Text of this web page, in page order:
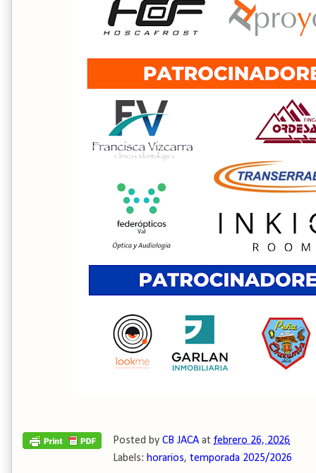
Posted by CB JACA at febrero 26, 2026
Labels: horarios, temporada 2025/2026